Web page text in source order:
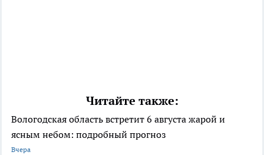
Читайте также:
Вологодская область встретит 6 августа жарой и
ясным небом: подробный прогноз
Вчера